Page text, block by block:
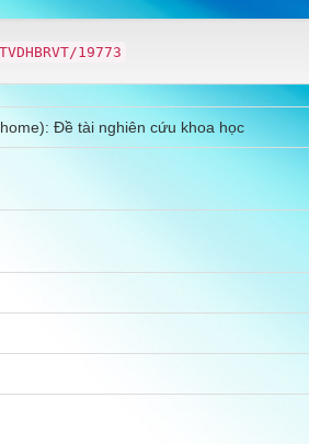
19773
Đề tài nghiên cứu khoa học